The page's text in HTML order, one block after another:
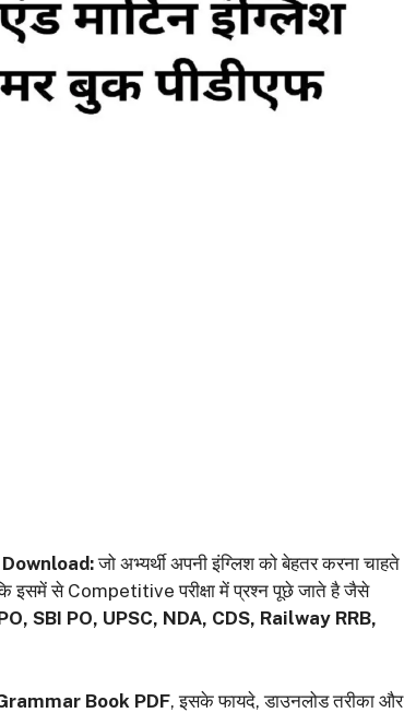
जो अभ्यर्थी अपनी इंग्लिश को बेहतर करना चाहते
इसमें से Competitive परीक्षा में प्रश्न पूछे जाते है जैसे
SBI PO, UPSC, NDA, CDS, Railway RRB,
Book PDF, इसके फायदे, डाउनलोड तरीका और